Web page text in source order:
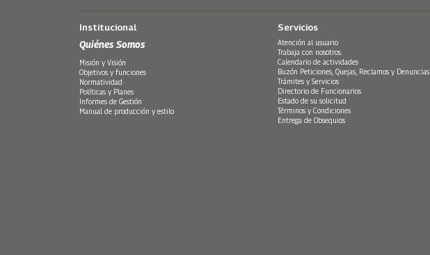
Institucional
Quiénes Somos
Misión y Visión
Objetivos y funciones
Normatividad
Políticas y Planes
Informes de Gestión
Manual de producción y estilo
Servicios
Atención al usuario
Trabaja con nosotros
Calendario de actividades
Buzón Peticiones, Quejas, Reclamos y Denuncias
Trámites y Servicios
Directorio de Funcionarios
Estado de su solicitud
Términos y Condiciones
Entrega de Obsequios